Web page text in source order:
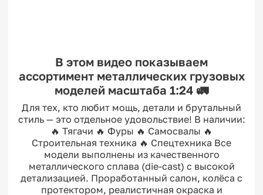
В этом видео показываем
ассортимент металлических грузовых
моделей масштаба 1:24 🚛
Для тех, кто любит мощь, детали и брутальный
стиль — это отдельное удовольствие! В наличии:
🔥 Тягачи 🔥 Фуры 🔥 Самосвалы 🔥
Строительная техника 🔥 Спецтехника Все
модели выполнены из качественного
металлического сплава (die-cast) с высокой
детализацией. Проработанный салон, колёса с
протектором, реалистичная окраска и